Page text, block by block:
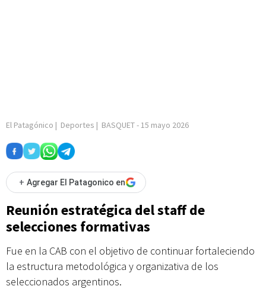
El Patagónico | Deportes | BASQUET- 15 mayo 2026
+ Agregar El Patagonico en
Reunión estratégica del staff de
selecciones formativas
Fue en la CAB con el objetivo de continuar fortaleciendo
la estructura metodológica y organizativa de los
seleccionados argentinos.